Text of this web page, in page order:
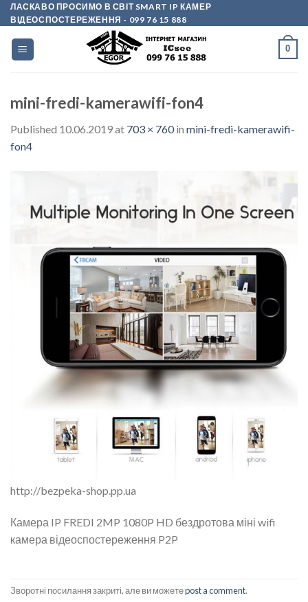
Skip
to
content
ЛАСКАВО ПРОСИМО В СВІТ SMART IP КАМЕР
ВІДЕОСПОСТЕРЕЖЕННЯ - 099 76 15 888
0
mini-fredi-kamerawifi-fon4
Published 10.06.2019at 703 × 760in mini-fredi-kamerawifi-
fon4
http://bezpeka-shop.pp.ua
Камера IP FREDI 2MP 1080P HD бездротова міні wifi
камера відеоспостереження P2P
Зворотні посилання закриті, але ви можетеpost a comment.